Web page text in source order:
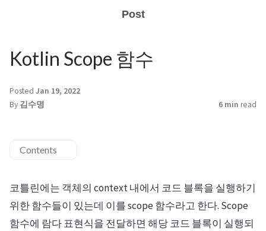
Post
Kotlin Scope 함수
Posted Jan 19, 2022
By 김수명 6 min read
Contents
코틀린에는 객체의 context 내에서 코드 블록을 실행하기
위한 함수들이 있는데 이를 scope 함수라고 한다. Scope
함수에 람다 표현식을 전달하면 해당 코드 블록이 실행되